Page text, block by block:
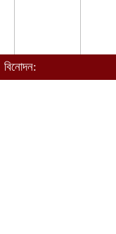
বিনোদন: আতিফ